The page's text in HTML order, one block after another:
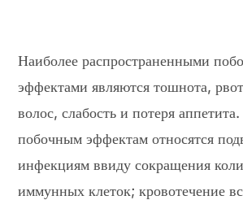
Наиболее распространенными
эффектами являются тошнота,
волос, слабость и потеря
побочным эффектам относятся
инфекциям ввиду сокращения
иммунных клеток; кровотечение